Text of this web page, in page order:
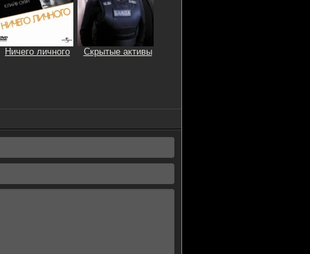
Ничего личного Скрытые активы